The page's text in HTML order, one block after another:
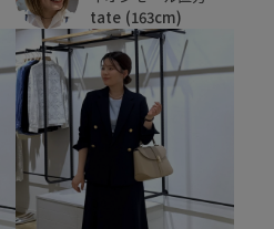
tate (163cm)